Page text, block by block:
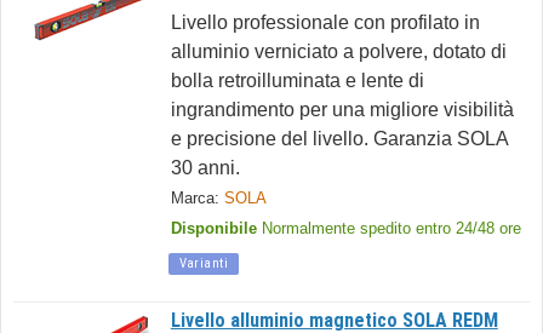
Livello professionale con profilato in
alluminio verniciato a polvere, dotato di
bolla retroilluminata e lente di
ingrandimento per una migliore visibilità
e precisione del livello. Garanzia SOLA
30 anni.
Marca: SOLA
Disponibile Normalmente spedito entro 24/48 ore
Varianti
Livello alluminio magnetico SOLA REDM